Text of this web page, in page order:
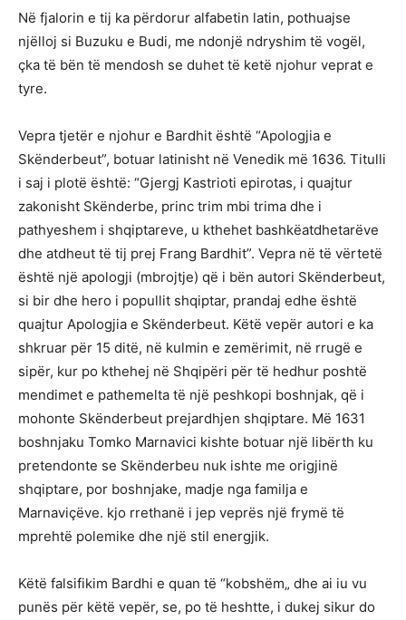
Në fjalorin e tij ka përdorur alfabetin latin, pothuajse
njëlloj si Buzuku e Budi, me ndonjë ndryshim të vogël,
çka të bën të mendosh se duhet të ketë njohur veprat e
tyre.
Vepra tjetër e njohur e Bardhit është “Apologjia e
Skënderbeut”, botuar latinisht në Venedik më 1636. Titulli
i saj i plotë është: “Gjergj Kastrioti epirotas, i quajtur
zakonisht Skënderbe, princ trim mbi trima dhe i
pathyeshem i shqiptareve, u kthehet bashkëatdhetarëve
dhe atdheut të tij prej Frang Bardhit”. Vepra në të vërtetë
është një apologji (mbrojtje) që i bën autori Skënderbeut,
si bir dhe hero i popullit shqiptar, prandaj edhe është
quajtur Apologjia e Skënderbeut. Këtë vepër autori e ka
shkruar për 15 ditë, në kulmin e zemërimit, në rrugë e
sipër, kur po kthehej në Shqipëri për të hedhur poshtë
mendimet e pathemelta të një peshkopi boshnjak, që i
mohonte Skënderbeut prejardhjen shqiptare. Më 1631
boshnjaku Tomko Marnavici kishte botuar një libërth ku
pretendonte se Skënderbeu nuk ishte me origjinë
shqiptare, por boshnjake, madje nga familja e
Marnaviçëve. kjo rrethanë i jep veprës një frymë të
mprehtë polemike dhe një stil energjik.
Këtë falsifikim Bardhi e quan të “kobshëm„ dhe ai iu vu
punës për këtë vepër, se, po të heshtte, i dukej sikur do